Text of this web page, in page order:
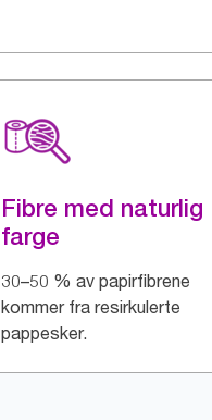
Fibre med naturlig
farge
30–50 % av papirfibrene
kommer fra resirkulerte
pappesker.